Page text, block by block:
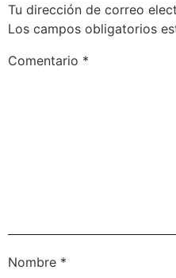
Tu dirección de correo
Los campos obligatorios
Comentario *
Nombre *